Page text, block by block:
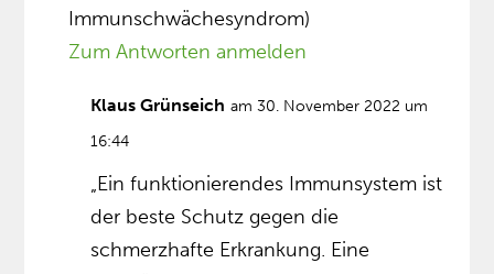
Immunschwächesyndrom)
Zum Antworten anmelden
Klaus Grünseich am 30. November 2022 um
16:44
„Ein funktionierendes Immunsystem ist
der beste Schutz gegen die
schmerzhafte Erkrankung. Eine